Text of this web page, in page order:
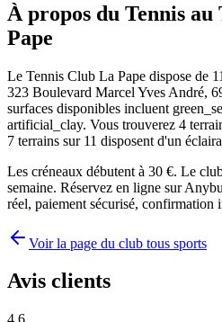
À propos du Tennis
Pape
Le Tennis Club La Pape dispose de
323 Boulevard Marcel Yves André,
surfaces disponibles incluent
artificial_clay. Vous trouverez 4
7 terrains sur 11 disposent d'un
Les créneaux débutent à 30 €. Le
semaine. Réservez en ligne sur
réel, paiement sécurisé, confirmation
Voir la page du club tous sports
Avis clients